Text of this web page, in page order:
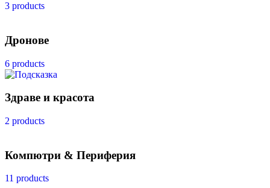
3 products
Дронове
6 products
Здраве и красота
2 products
Компютри & Периферия
11 products